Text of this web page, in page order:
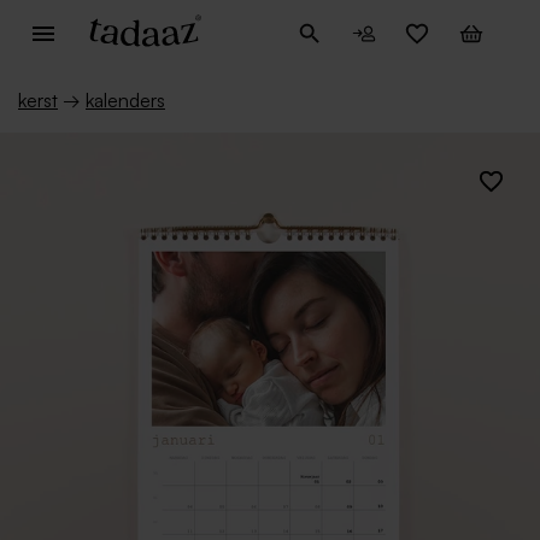
kerst → kalenders